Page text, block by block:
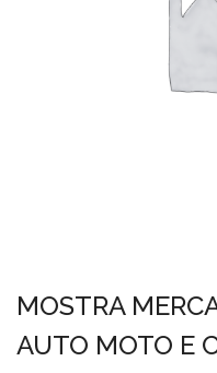
MOSTRA
AUTO MOTO E